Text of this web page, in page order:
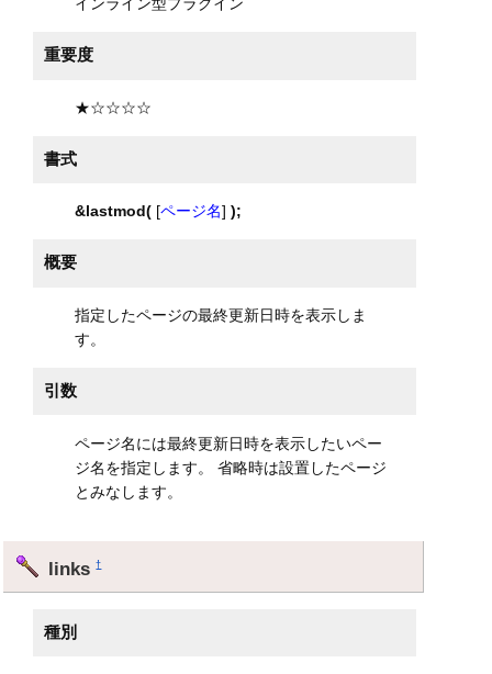
重要度
★☆☆☆☆
書式
&lastmod( [ページ名]);
概要
指定したページの最終更新日時を表示しま
す。
引数
ページ名には最終更新日時を表示したいペー
ジ名を指定します。 省略時は設置したページ
とみなします。
links†
種別